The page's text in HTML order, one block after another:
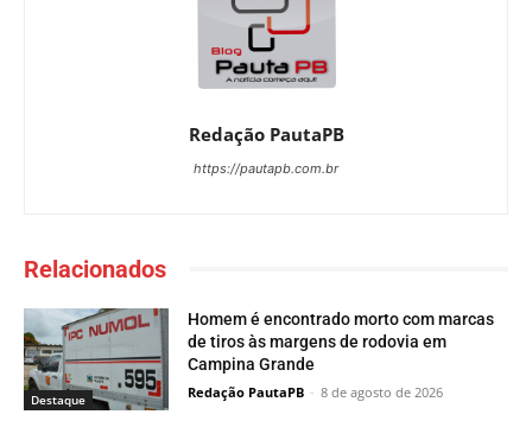
Redação PautaPB
https://pautapb.com.br
Relacionados
Destaque
Homem é encontrado morto com marcas
de tiros às margens de rodovia em
Campina Grande
Redação PautaPB - 8 de agosto de 2026